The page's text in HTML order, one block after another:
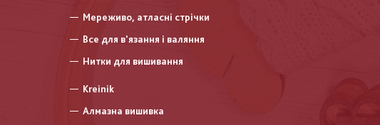
Мереживо, атласні стрічки
Все для в'язання і валяння
Нитки для вишивання
Kreinik
Алмазна вишивка